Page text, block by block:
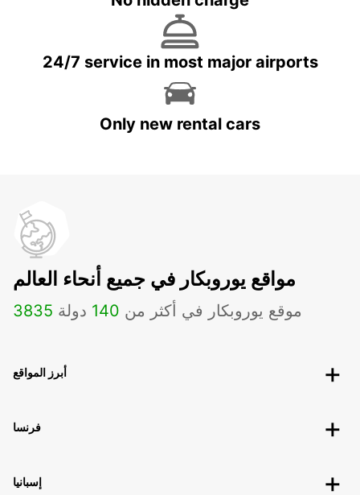
24/7 service in most major airports
Only new rental cars
مواقع يوروبكار في جميع أنحاء العالم
3835 موقع يوروبكار في أكثر من 140 دولة
أبرز المواقع
فرنسا
إسبانيا